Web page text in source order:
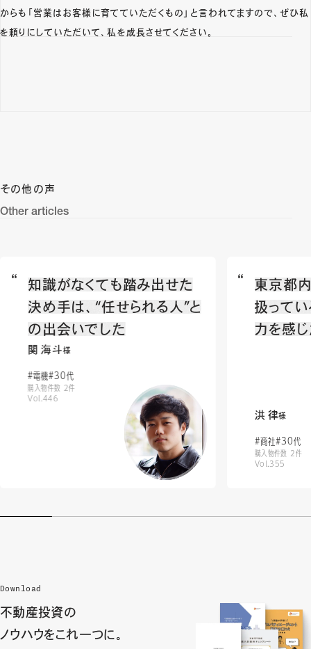
からも「営業はお客様に育てていただくもの」と言われてますので、ぜひ私
を頼りにしていただいて、私を成長させてください。
その他の声
Other articles
知識がなくても踏み出せた
決め手は、“任せられる人”と
の出会いでした
関 海斗様
#電機#30代
購入物件数 2件
Vol.446
東京都
扱って
力を感
洪 律様
#商社#30代
購入物件数 2件
Vol.355
Download
不動産投資の
ノウハウをこれ一つに。